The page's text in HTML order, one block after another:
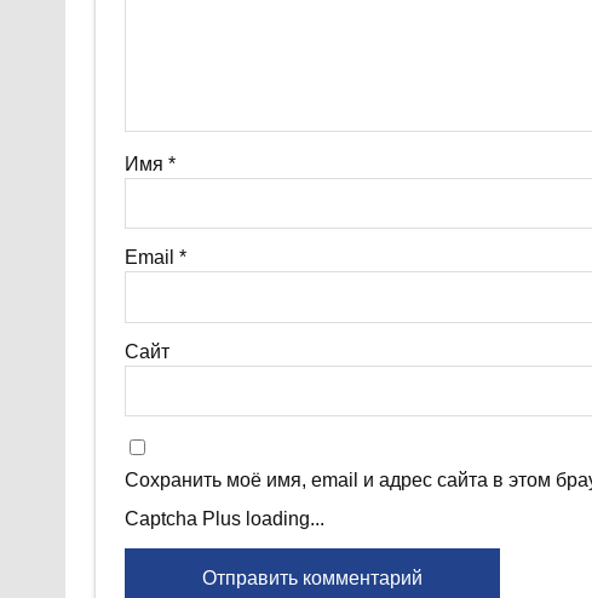
Имя *
Email *
Сайт
Сохранить моё имя, email и адрес сайта в этом
Captcha Plus loading...